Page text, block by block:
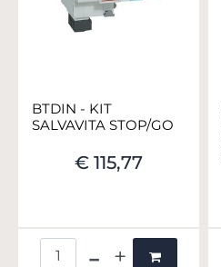
BTDIN - KIT
SALVAVITA STOP/GO
€ 115,77